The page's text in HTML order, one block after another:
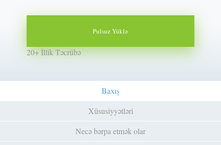
Pulsuz Yüklə
20+ İllik Təcrübə
Baxış
Xüsusiyyətləri
Necə bərpa etmək olar